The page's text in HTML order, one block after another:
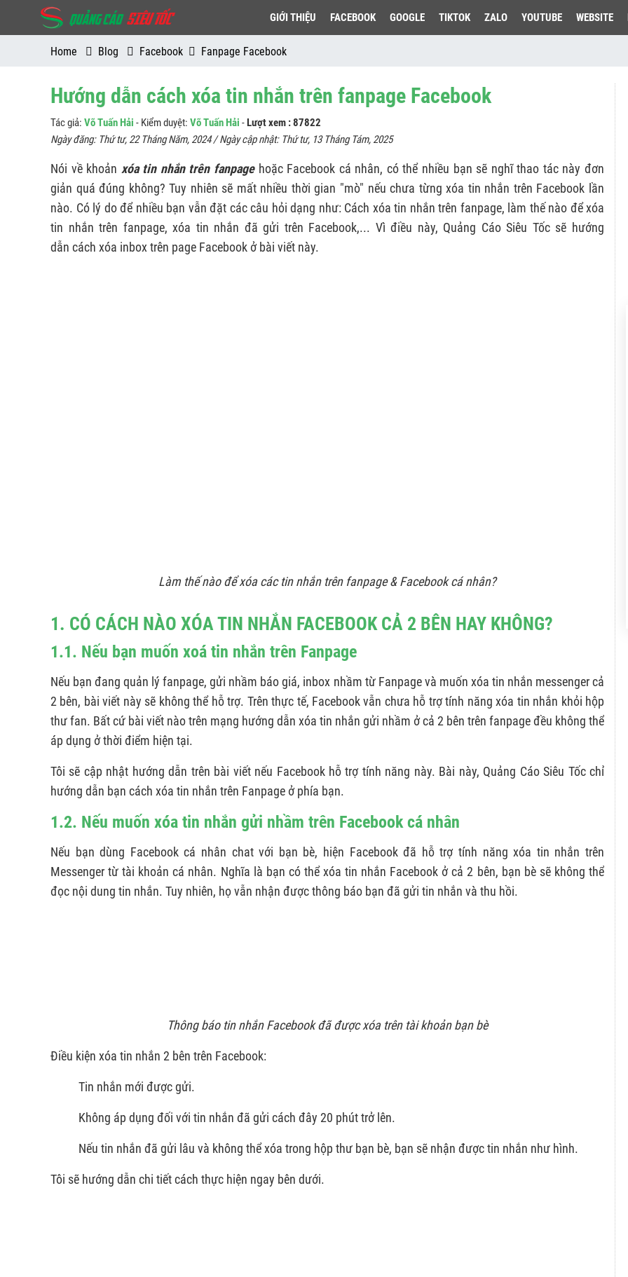
GIỚI THIỆU FACEBOOK GOOGLE TIKTOK ZALO YOUTUBE WEBSITE
Home Blog Facebook Fanpage Facebook
Hướng dẫn cách xóa tin nhắn trên fanpage Facebook
Tác giả: Võ Tuấn Hải - Kiểm duyệt: Võ Tuấn Hải -Lượt xem : 87822
Ngày đăng: Thứ tư, 22 Tháng Năm, 2024/ Ngày cập nhật: Thứ tư, 13 Tháng Tám, 2025
Nói về khoản xóa tin nhắn trên fanpagehoặc Facebook cá nhân, có thể nhiều bạn sẽ nghĩ thao tác này đơn
giản quá đúng không? Tuy nhiên sẽ mất nhiều thời gian "mò" nếu chưa từng xóa tin nhắn trên Facebook lần
nào. Có lý do để nhiều bạn vẫn đặt các câu hỏi dạng như: Cách xóa tin nhắn trên fanpage, làm thế nào để xóa
tin nhắn trên fanpage, xóa tin nhắn đã gửi trên Facebook,... Vì điều này, Quảng Cáo Siêu Tốc sẽ hướng
dẫn cách xóa inbox trên page Facebook ở bài viết này.
Làm thế nào để xóa các tin nhắn trên fanpage & Facebook cá nhân?
1. CÓ CÁCH NÀO XÓA TIN NHẮN FACEBOOK CẢ 2 BÊN HAY KHÔNG?
1.1. Nếu bạn muốn xoá tin nhắn trên Fanpage
Nếu bạn đang quản lý fanpage, gửi nhầm báo giá, inbox nhầm từ Fanpage và muốn xóa tin nhắn messenger cả
2 bên, bài viết này sẽ không thể hỗ trợ. Trên thực tế, Facebook vẫn chưa hỗ trợ tính năng xóa tin nhắn khỏi hộp
thư fan. Bất cứ bài viết nào trên mạng hướng dẫn xóa tin nhắn gửi nhầm ở cả 2 bên trên fanpage đều không thể
áp dụng ở thời điểm hiện tại.
Tôi sẽ cập nhật hướng dẫn trên bài viết nếu Facebook hỗ trợ tính năng này. Bài này, Quảng Cáo Siêu Tốc chỉ
hướng dẫn bạn cách xóa tin nhắn trên Fanpage ở phía bạn.
1.2. Nếu muốn xóa tin nhắn gửi nhầm trên Facebook cá nhân
Nếu bạn dùng Facebook cá nhân chat với bạn bè, hiện Facebook đã hỗ trợ tính năng xóa tin nhắn trên
Messenger từ tài khoản cá nhân. Nghĩa là bạn có thể xóa tin nhắn Facebook ở cả 2 bên, bạn bè sẽ không thể
đọc nội dung tin nhắn. Tuy nhiên, họ vẫn nhận được thông báo bạn đã gửi tin nhắn và thu hồi.
Thông báo tin nhắn Facebook đã được xóa trên tài khoản bạn bè
Điều kiện xóa tin nhắn 2 bên trên Facebook:
Tin nhắn mới được gửi.
Không áp dụng đối với tin nhắn đã gửi cách đây 20 phút trở lên.
Nếu tin nhắn đã gửi lâu và không thể xóa trong hộp thư bạn bè, bạn sẽ nhận được tin nhắn như hình.
Tôi sẽ hướng dẫn chi tiết cách thực hiện ngay bên dưới.